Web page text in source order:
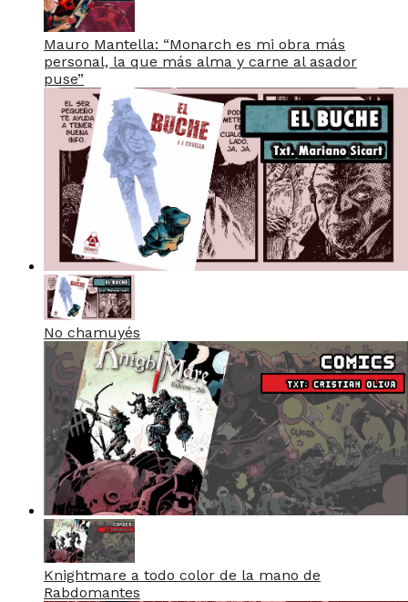
Mauro Mantella: “Monarch es mi obra más
personal, la que más alma y carne al asador
puse”
No chamuyés
Knightmare a todo color de la mano de
Rabdomantes